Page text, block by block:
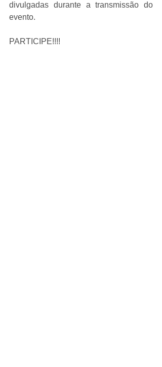
divulgadas durante a transmissão do
evento.
PARTICIPE!!!!